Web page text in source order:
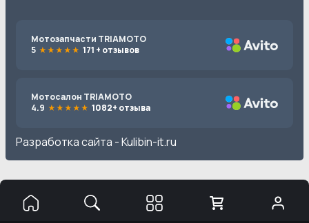
Мотозапчасти TRIAMOTO
5
171 + отзывов
Мотосалон TRIAMOTO
4.9
1082+ отзыва
Разработка сайта -Kulibin-it.ru